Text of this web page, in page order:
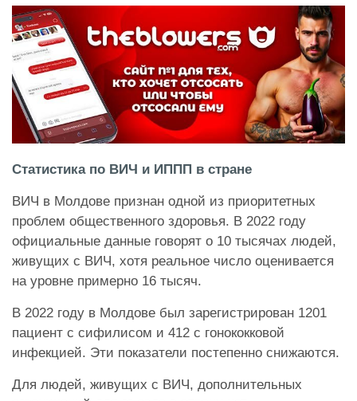
Статистика по ВИЧ и ИППП в стране
ВИЧ в Молдове признан одной из приоритетных
проблем общественного здоровья. В 2022 году
официальные данные говорят о 10 тысячах людей,
живущих с ВИЧ, хотя реальное число оценивается
на уровне примерно 16 тысяч.
В 2022 году в Молдове был зарегистрирован 1201
пациент с сифилисом и 412 с гонококковой
инфекцией. Эти показатели постепенно снижаются.
Для людей, живущих с ВИЧ, дополнительных